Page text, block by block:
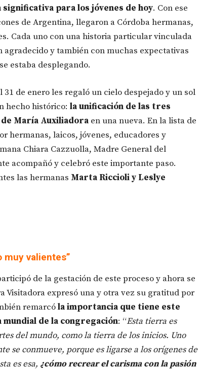
para los jóvenes de hoy. Con ese
de Argentina, llegaron a Córdoba hermanas,
Cada uno con una historia particular vinculada
y también con muchas expectativas
estaba desplegando.
de enero les regaló un cielo despejado y un sol
hecho histórico: la unificación de las tres
María Auxiliadora en una nueva. En la lista de
hermanas, laicos, jóvenes, educadores y
Chiara Cazzuolla, Madre General del
acompañó y celebró este importante paso.
las hermanas Marta Riccioli y Leslye
muy valientes”
de la gestación de este proceso y ahora se
Visitadora expresó una y otra vez su gratitud por
remarcóla importancia que tiene este
de la congregación: “Esta tierra es
del mundo, como la tierra de los inicios. Uno
se conmueve, porque es ligarse a los orígenes de
es esa, ¿cómo recrear el carisma con la pasión